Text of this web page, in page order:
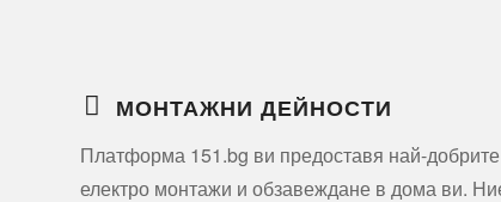
МОНТАЖНИ ДЕЙНОСТИ
Платформа 151.bg ви предоставя най-добрите
електро монтажи и обзавеждане в дома ви.